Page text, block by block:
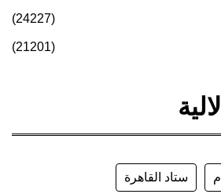
(24227)
(21201)
ستاد القاهرة